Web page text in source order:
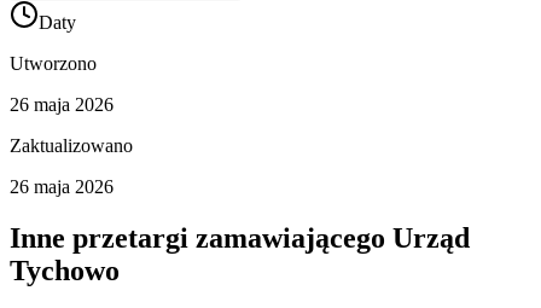
Daty
Utworzono
26 maja 2026
Zaktualizowano
26 maja 2026
Inne przetargi zamawiającego Urząd
Tychowo